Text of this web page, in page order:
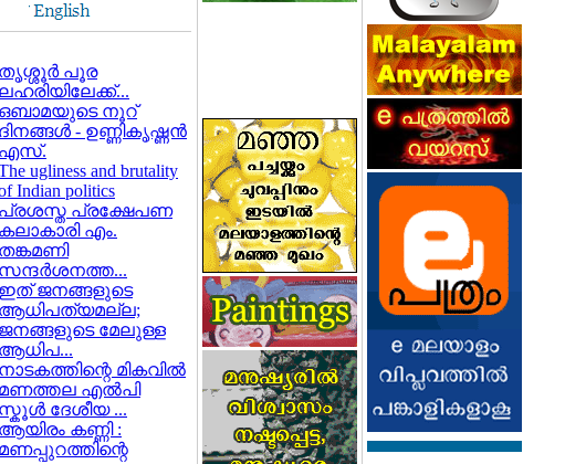
തൃശ്ശൂര്‍ പൂര
ലഹരിയിലേക്ക്‌...
ഒബാമയുടെ നൂറ്
ദിനങ്ങള്‍ - ഉണ്ണികൃഷ്ണന്‍
എസ്.
ugliness and brutality
Indian politics
പ്രശസ്ത പ്രക്ഷേപണ
കലാകാരി എം.
തങ്കമണി
സന്ദര്‍ശനത്ത...
ഇത്‌ ജനങ്ങളുടെ
ആധിപത്യമല്ല;
ജനങ്ങളുടെ മേലുള്ള
ആധിപ...
നാടകത്തിന്റെ മികവില്‍
മണത്തല എല്‍പി
സ്കൂള്‍ ദേശീയ ...
ആയിരം കണ്ണി :
മണപ്പുറത്തിന്റെ